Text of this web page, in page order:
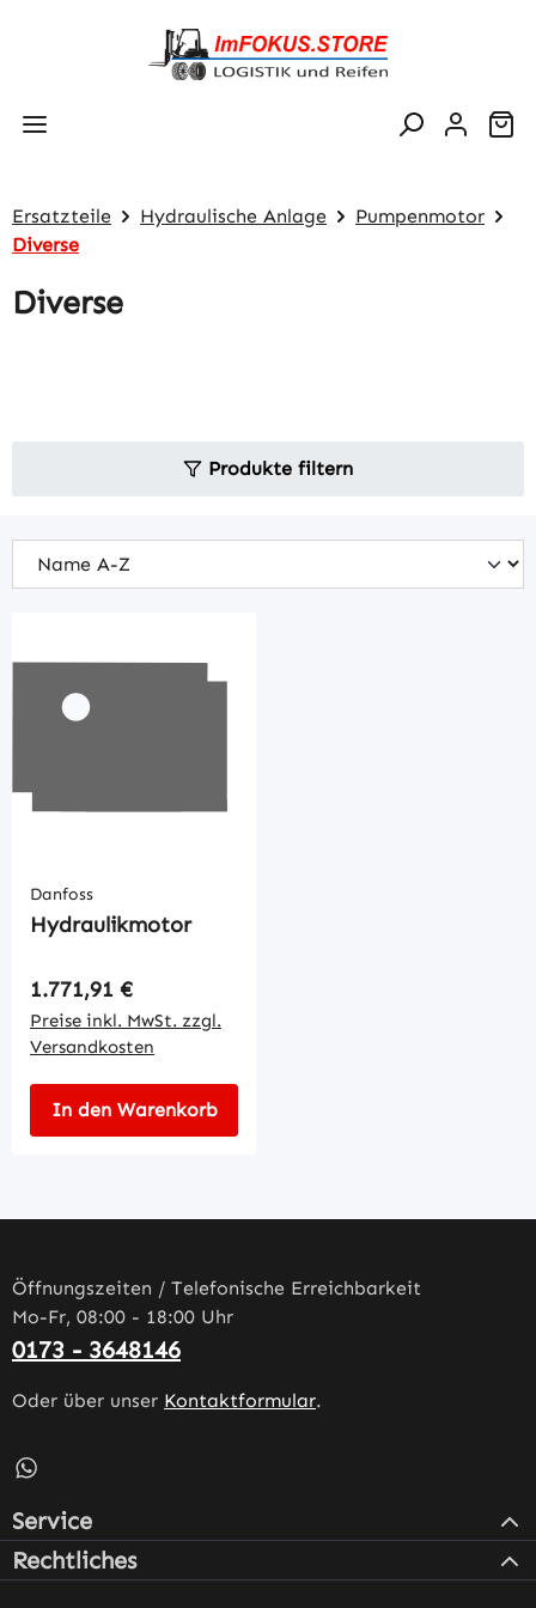
Zum Hauptinhalt springen
Ersatzteile Hydraulische Anlage
Pumpenmotor
Diverse
Diverse
Produkte filtern
Danfoss
Hydraulikmotor
Regulärer Preis:
1.771,91 €
Preise inkl. MwSt. zzgl.
Versandkosten
In den Warenkorb
Öffnungszeiten / Telefonische Erreichbarkeit
Mo-Fr, 08:00 - 18:00 Uhr
0173 - 3648146
Oder über unser Kontaktformular.
Schreib uns auf WhatsApp – öffnet in neuem Tab
Service
Rechtliches